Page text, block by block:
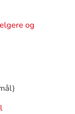
og